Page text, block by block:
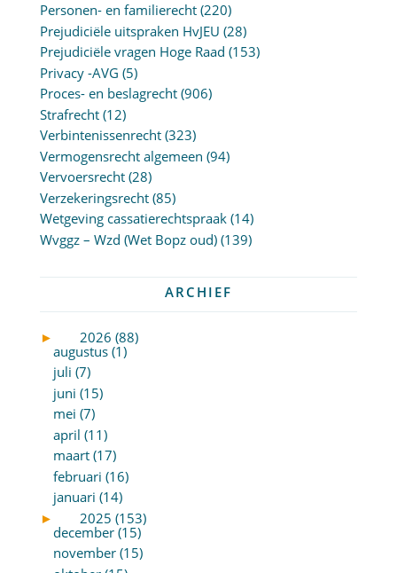
Personen- en familierecht(220)
Prejudiciële uitspraken HvJEU (28)
Prejudiciële vragen Hoge Raad (153)
Privacy -AVG (5)
Proces- en beslagrecht(906)
Strafrecht(12)
Verbintenissenrecht(323)
Vermogensrecht algemeen (94)
Vervoersrecht(28)
Verzekeringsrecht(85)
Wetgeving cassatierechtspraak(14)
Wvggz – Wzd (Wet Bopz oud)(139)
ARCHIEF
►
2026 (88)
augustus (1)
juli (7)
juni (15)
mei (7)
april (11)
maart (17)
februari (16)
januari (14)
►
2025 (153)
december (15)
november (15)